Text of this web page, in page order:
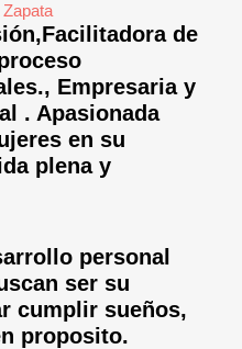
de
Empresaria y
. Apasionada
en su
plena y
personal
ser su
cumplir sueños,
proposito.